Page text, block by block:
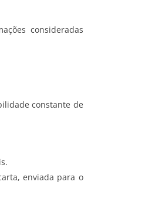
consideradas
constante de
enviada para o